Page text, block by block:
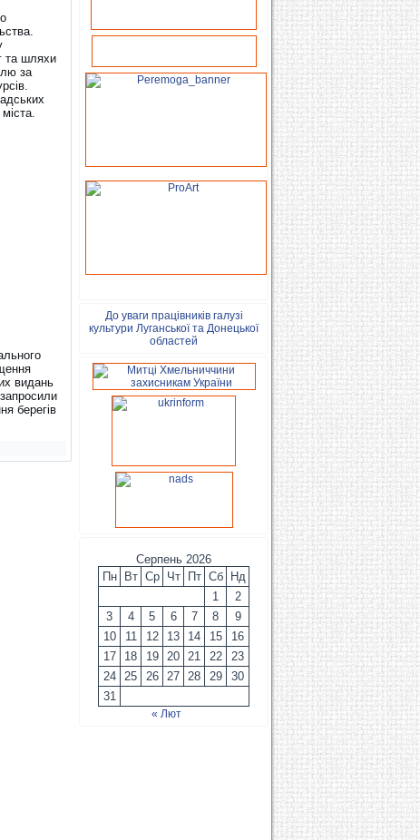
та шляхи
за
видань
берегів
До уваги працівників галузі
культури Луганської та Донецької
областей
Серпень 2026
Пн
Вт Ср Чт Пт Сб
Нд
1
2
3
4 5 6 7 8
9
10
11 12 13 14 15
16
17
18 19 20 21 22
23
24
25 26 27 28 29
30
31
« Лют